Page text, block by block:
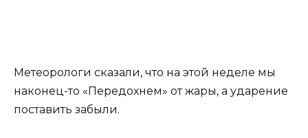
Метеорологи сказали, что на этой неделе мы
наконец-то «Передохнем» от жары, а ударение
поставить забыли.